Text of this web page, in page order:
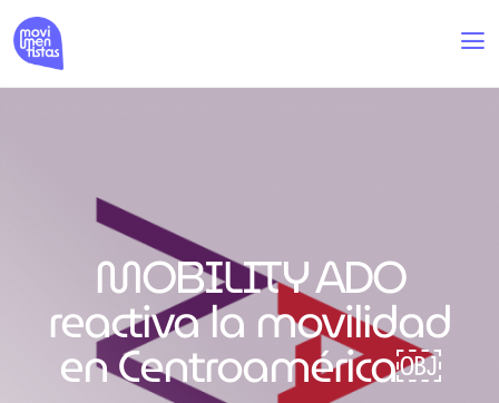
MOBILITY ADO
reactiva la movilidad
en Centroamérica￼